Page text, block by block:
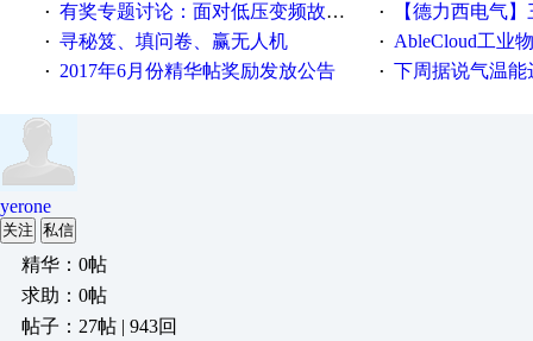
· 有奖专题讨论：面对低压变频故障，老手是这样解决的！ · 【德力西电气】三
· 寻秘笈、填问卷、赢无人机 · AbleCloud工业物联
· 2017年6月份精华帖奖励发放公告 · 下周据说气温能
yerone
关注 私信
精华：0帖
求助：0帖
帖子：27帖 | 943回